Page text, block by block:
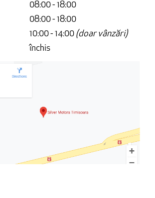
08:00 - 18:00
08:00 - 18:00
10:00 - 14:00 (doar vânzări)
închis